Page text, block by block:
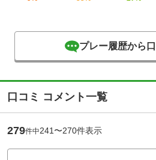
プレー履歴から
口コミ コメント一覧
279件中241〜270件表示